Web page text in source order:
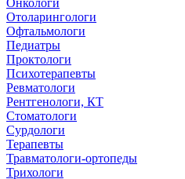
Онкологи
Отоларингологи
Офтальмологи
Педиатры
Проктологи
Психотерапевты
Ревматологи
Рентгенологи, КТ
Стоматологи
Сурдологи
Терапевты
Травматологи-ортопеды
Трихологи